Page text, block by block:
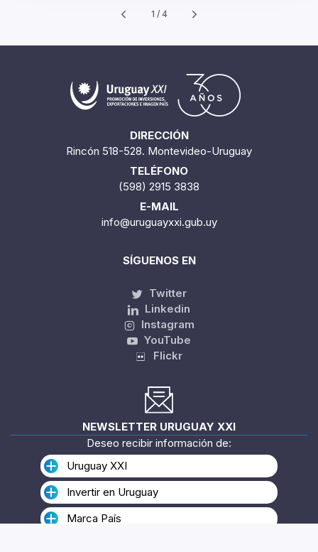
1 / 4
DIRECCIÓN
Rincón 518-528. Montevideo-Uruguay
TELÉFONO
(598) 2915 3838
E-MAIL
info@uruguayxxi.gub.uy
SÍGUENOS EN
Twitter
Linkedin
Instagram
YouTube
Flickr
NEWSLETTER URUGUAY XXI
Deseo recibir información de:
Uruguay XXI
Invertir en Uruguay
Marca País